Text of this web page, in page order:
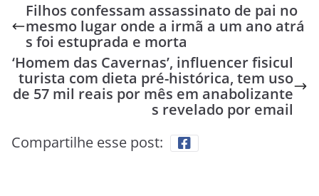
Filhos confessam assassinato de pai no
mesmo lugar onde a irmã a um ano atrá
s foi estuprada e morta
‘Homem das Cavernas’, influencer fisicul
turista com dieta pré-histórica, tem uso
de 57 mil reais por mês em anabolizante
s revelado por email
Compartilhe esse post: